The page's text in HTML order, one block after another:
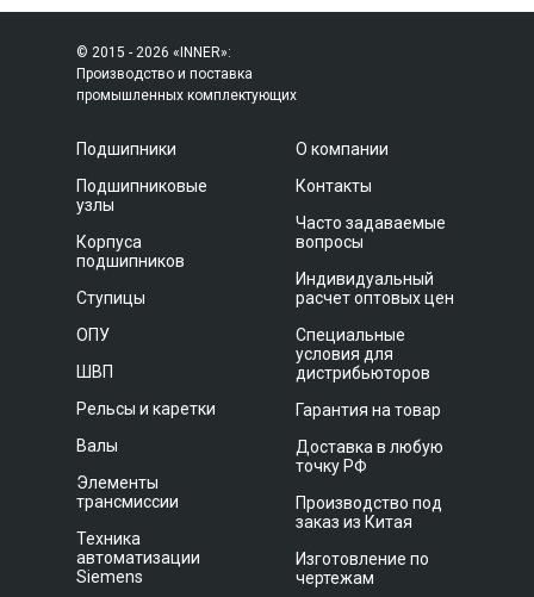
© 2015 - 2026 «INNER»:
Производство и поставка
промышленных комплектующих
Подшипники
Подшипниковые
узлы
Корпуса
подшипников
Ступицы
ОПУ
ШВП
Рельсы и каретки
Валы
Элементы
трансмиссии
Техника
автоматизации
Siemens
О компании
Контакты
Часто задаваемые
вопросы
Индивидуальный
расчет оптовых цен
Специальные
условия для
дистрибьюторов
Гарантия на товар
Доставка в любую
точку РФ
Производство под
заказ из Китая
Изготовление по
чертежам